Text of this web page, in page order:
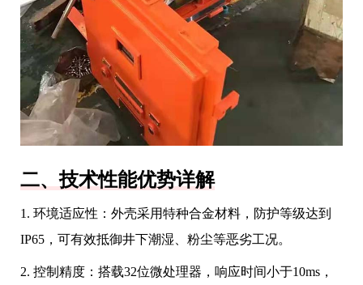
二、技术性能优势详解
1. 环境适应性：外壳采用特种合金材料，防护等级达到
IP65，可有效抵御井下潮湿、粉尘等恶劣工况。
2. 控制精度：搭载32位微处理器，响应时间小于10ms，